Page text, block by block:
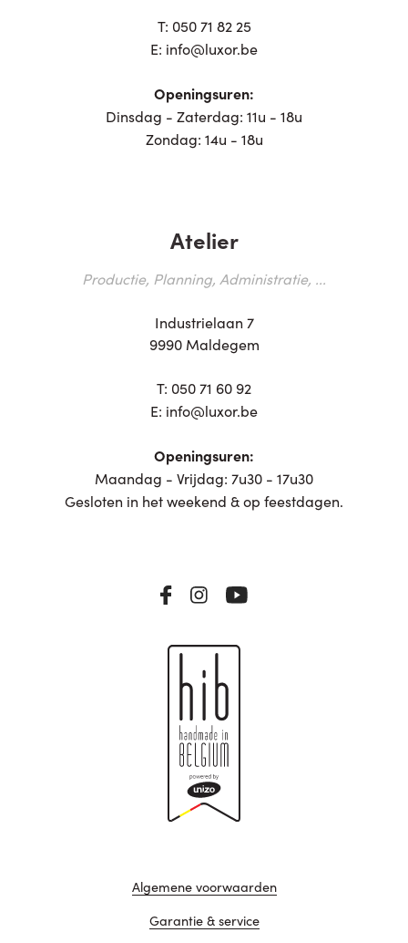
T: 050 71 82 25
E: info@luxor.be
Openingsuren:
Dinsdag - Zaterdag: 11u - 18u
Zondag: 14u - 18u
Atelier
Productie, Planning, Administratie, ...
Industrielaan 7
9990 Maldegem
T: 050 71 60 92
E: info@luxor.be
Openingsuren:
Maandag - Vrijdag: 7u30 - 17u30
Gesloten in het weekend & op feestdagen.
Algemene voorwaarden
Garantie & service